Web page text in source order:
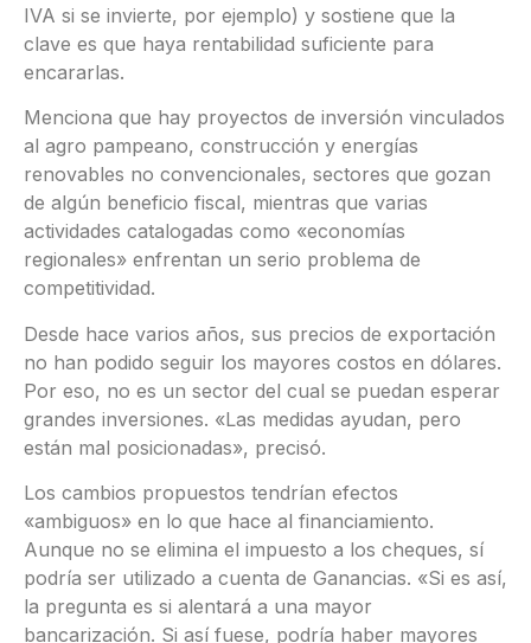
IVA si se invierte, por ejemplo) y sostiene que la
clave es que haya rentabilidad suficiente para
encararlas.
Menciona que hay proyectos de inversión vinculados
al agro pampeano, construcción y energías
renovables no convencionales, sectores que gozan
de algún beneficio fiscal, mientras que varias
actividades catalogadas como «economías
regionales» enfrentan un serio problema de
competitividad.
Desde hace varios años, sus precios de exportación
no han podido seguir los mayores costos en dólares.
Por eso, no es un sector del cual se puedan esperar
grandes inversiones. «Las medidas ayudan, pero
están mal posicionadas», precisó.
Los cambios propuestos tendrían efectos
«ambiguos» en lo que hace al financiamiento.
Aunque no se elimina el impuesto a los cheques, sí
podría ser utilizado a cuenta de Ganancias. «Si es así,
la pregunta es si alentará a una mayor
bancarización. Si así fuese, podría haber mayores